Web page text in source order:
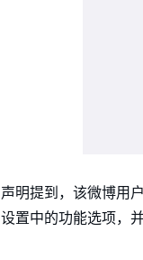
声明提到，该微博用
设置中的功能选项，